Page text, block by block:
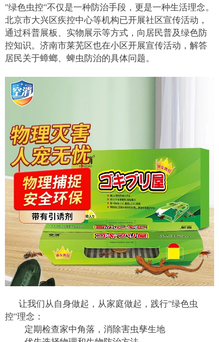
"绿色虫控"不仅是一种防治手段，更是一种生活理念。
北京市大兴区疾控中心等机构已开展社区宣传活动，
通过科普展板、实物展示等方式，向居民普及绿色防
控知识。济南市莱芜区也在小区开展宣传活动，解答
居民关于蟑螂、蜱虫防治的具体问题。
让我们从自身做起，从家庭做起，践行"绿色虫
控"理念：
定期检查家中角落，消除害虫孳生地